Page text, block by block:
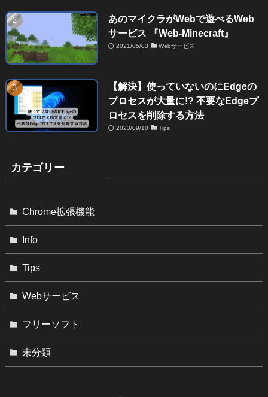
あのマイクラがWebで遊べるWeb
サービス 『Web-Minecraft』
2021/05/03 Webサービス
【解決】使っていないのにEdgeの
プロセスが大量に!? 不要なEdgeプ
ロセスを削除する方法
2023/09/10 Tips
カテゴリー
Chrome拡張機能
Info
Tips
Webサービス
フリーソフト
未分類